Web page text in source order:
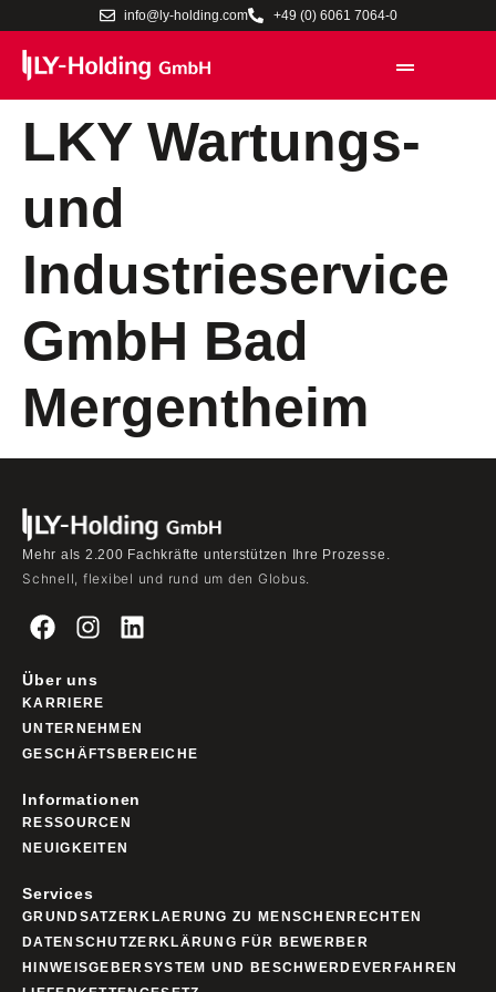
info@ly-holding.com +49 (0) 6061 7064-0
LKY Wartungs-
und
Industrieservice
GmbH Bad
Mergentheim
Mehr als 2.200 Fachkräfte unterstützen Ihre Prozesse.
Schnell, flexibel und rund um den Globus.
Über uns
KARRIERE
UNTERNEHMEN
GESCHÄFTSBEREICHE
Informationen
RESSOURCEN
NEUIGKEITEN
Services
GRUNDSATZERKLAERUNG ZU MENSCHENRECHTEN
DATENSCHUTZERKLÄRUNG FÜR BEWERBER
HINWEISGEBERSYSTEM UND BESCHWERDEVERFAHREN